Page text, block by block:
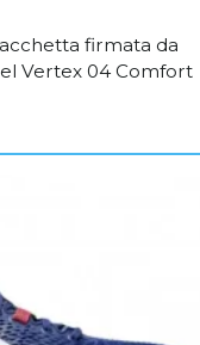
firmata da
Vertex 04 Comfort